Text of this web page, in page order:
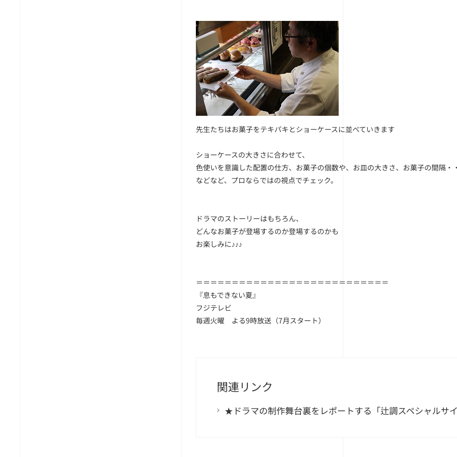
先生たちはお菓子をテキパキとショーケースに並べていきます
ショーケースの大きさに合わせて、
色使いを意識した配置の仕方、お菓子の個数や、お皿の大きさ、お菓子の間隔・
などなど、プロならではの視点でチェック。
ドラマのストーリーはもちろん、
どんなお菓子が登場するのか登場するのかも
お楽しみに♪♪♪
＝＝＝＝＝＝＝＝＝＝＝＝＝＝＝＝＝＝＝＝＝＝＝＝＝＝＝
『息もできない夏』
フジテレビ
毎週火曜 よる9時放送（7月スタート）
関連リンク
★ドラマの制作舞台裏をレポートする「辻調スペシャルサ